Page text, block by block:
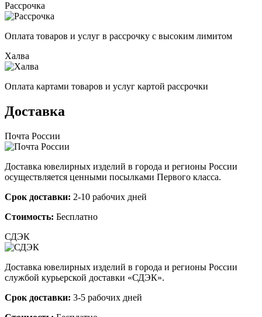
Рассрочка
Оплата товаров и услуг в рассрочку с высоким лимитом
Халва
Оплата картами товаров и услуг картой рассрочки
Доставка
Почта России
Доставка ювелирных изделий в города и регионы России
осуществляется ценными посылками Первого класса.
Срок доставки: 2-10 рабочих дней
Стоимость: Бесплатно
СДЭК
Доставка ювелирных изделий в города и регионы России
службой курьерской доставки «СДЭК».
Срок доставки: 3-5 рабочих дней